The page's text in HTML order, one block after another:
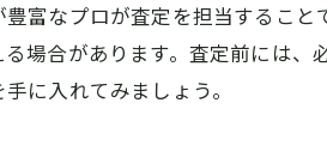
富なプロが査定を担当するこ
場合があります。査定前には
に入れてみましょう。